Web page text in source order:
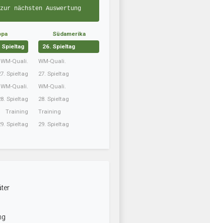
nächsten Auswertung
Spieltag
WM-Quali.
Spieltag
WM-Quali.
Spieltag
Training
Spieltag
Südamerika
26. Spieltag
WM-Quali.
27. Spieltag
WM-Quali.
28. Spieltag
Training
29. Spieltag